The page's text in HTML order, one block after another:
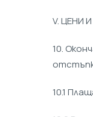
V. ЦЕНИ
10.
10.1